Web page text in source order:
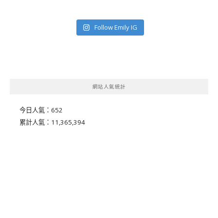
Follow Emily IG
網站人氣統計
今日人氣： 652
累計人氣： 11,365,394